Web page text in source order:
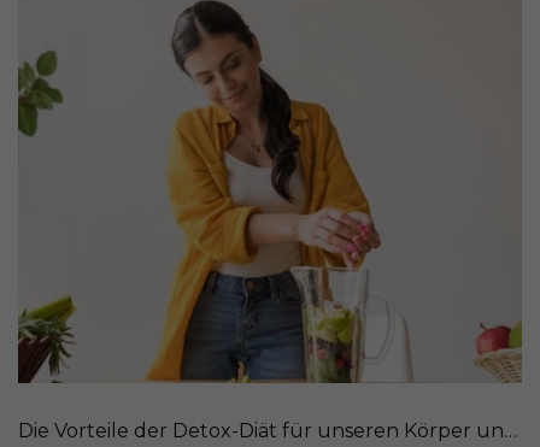
Die Vorteile der Detox-Diät für unseren Körper und wie SanaExpert LeberVital Pro helfen kann